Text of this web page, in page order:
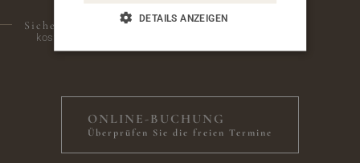
Sicherer Abstellplatz für Fahrräder
kostenlos in der Tiefgarage des Hotels verfügbar
ONLINE-BUCHUNG
Überprüfen Sie die freien Termine
DETAILS ANZEIGEN